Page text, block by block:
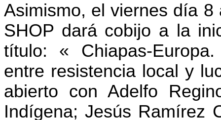
Asimismo, el viernes día
SHOP dará cobijo a la
título: « Chiapas-
entre resistencia local y
abierto con Adelfo
Indígena; Jesús Ramírez